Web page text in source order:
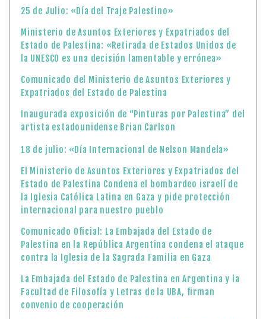
25 de Julio: «Día del Traje Palestino»
Ministerio de Asuntos Exteriores y Expatriados del
Estado de Palestina: «Retirada de Estados Unidos de
la UNESCO es una decisión lamentable y errónea»
Comunicado del Ministerio de Asuntos Exteriores y
Expatriados del Estado de Palestina
Inaugurada exposición de “Pinturas por Palestina” del
artista estadounidense Brian Carlson
18 de julio: «Día Internacional de Nelson Mandela»
El Ministerio de Asuntos Exteriores y Expatriados del
Estado de Palestina Condena el bombardeo israelí de
la Iglesia Católica Latina en Gaza y pide protección
internacional para nuestro pueblo
Comunicado Oficial: La Embajada del Estado de
Palestina en la República Argentina condena el ataque
contra la Iglesia de la Sagrada Familia en Gaza
La Embajada del Estado de Palestina en Argentina y la
Facultad de Filosofía y Letras de la UBA, firman
convenio de cooperación